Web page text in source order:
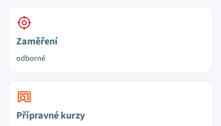
Zaměření
odborné
Přípravné kurzy